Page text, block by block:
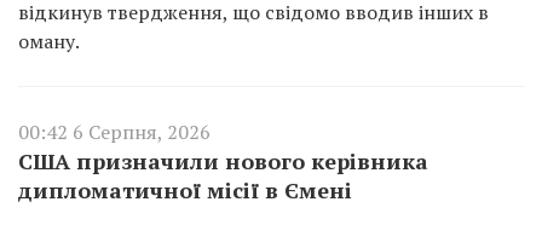
відкинув твердження, що свідомо вводив інших в
оману.
00:42 6 Серпня, 2026
США призначили нового керівника
дипломатичної місії в Ємені